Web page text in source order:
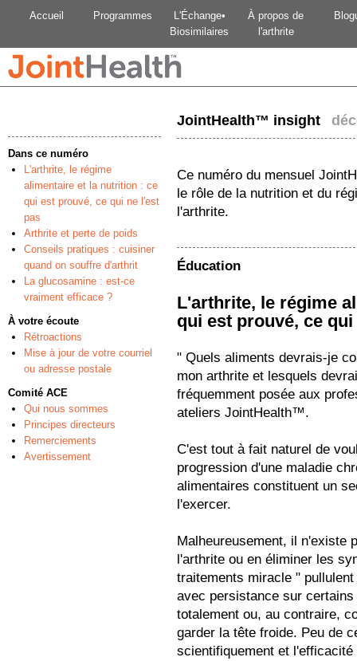
Accueil Programmes
L'Échange•
Biosimilaires
À propos de
l'arthrite
Dans ce numéro
L'arthrite, le régime
alimentaire et la nutrition : ce
qui est prouvé, ce qui ne l'est
pas
Arthrite et perte de poids
Conseils pratiques : cuisiner
quand on souffre d'arthrit
La glucosamine : est-ce
vraiment efficace ?
À votre écoute
Rétroactions
Mise à jour de votre courriel
ou adresse postale
Comité ACE
Qui nous sommes
Principes directeurs
Remerciements
Avertissement
JointHealth™ insight
Ce numéro du mensuel
le rôle de la nutrition et du
l'arthrite.
Éducation
L'arthrite, le régime
qui est prouvé, ce
" Quels aliments devrais-je
mon arthrite et lesquels
fréquemment posée aux
ateliers JointHealth™.
C'est tout à fait naturel de
progression d'une maladie
alimentaires constituent un
l'exercer.
Malheureusement, il n'existe
l'arthrite ou en éliminer les
traitements miracle "
avec persistance sur
totalement ou, au contraire,
garder la tête froide. Peu de
scientifiquement et